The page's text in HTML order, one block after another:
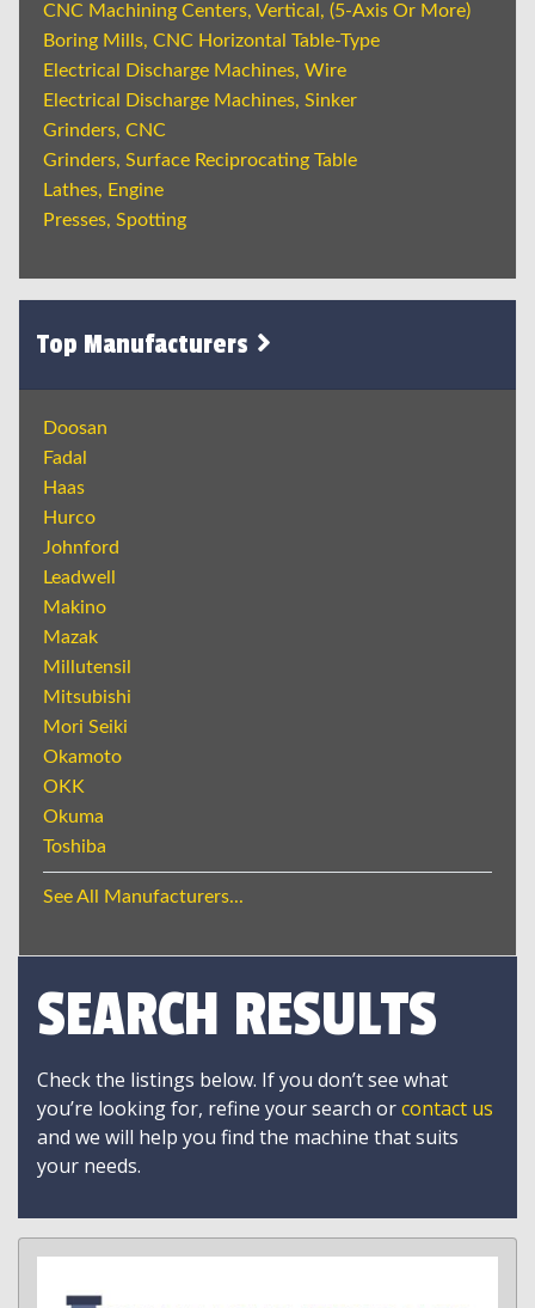
CNC Machining Centers, Vertical, (5-Axis Or More)
Boring Mills, CNC Horizontal Table-Type
Electrical Discharge Machines, Wire
Electrical Discharge Machines, Sinker
Grinders, CNC
Grinders, Surface Reciprocating Table
Lathes, Engine
Presses, Spotting
Top Manufacturers
Doosan
Fadal
Haas
Hurco
Johnford
Leadwell
Makino
Mazak
Millutensil
Mitsubishi
Mori Seiki
Okamoto
OKK
Okuma
Toshiba
See All Manufacturers...
SEARCH RESULTS
Check the listings below. If you don’t see what
you’re looking for, refine your search orcontact us
and we will help you find the machine that suits
your needs.